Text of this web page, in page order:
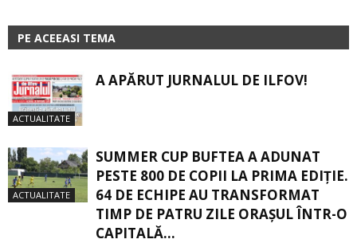
PE ACEEASI TEMA
ACTUALITATE
A APĂRUT JURNALUL DE ILFOV!
ACTUALITATE
SUMMER CUP BUFTEA A ADUNAT
PESTE 800 DE COPII LA PRIMA EDIȚIE.
64 DE ECHIPE AU TRANSFORMAT
TIMP DE PATRU ZILE ORAȘUL ÎNTR-O
CAPITALĂ...